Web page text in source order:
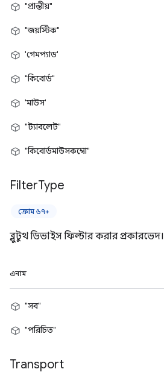
"প্রান্তীয়"
"জয়স্টিক"
'গেমপ্যাড'
"কিবোর্ড"
'মাউস'
"ট্যাবলেট"
"কিবোর্ডমাউসকম্বো"
FilterType
ক্রোম ৬৭+
ব্লুটুথ ডিভাইস ফিল্টার করার প্রকারভেদ।
এনাম
"সব"
"পরিচিত"
Transport